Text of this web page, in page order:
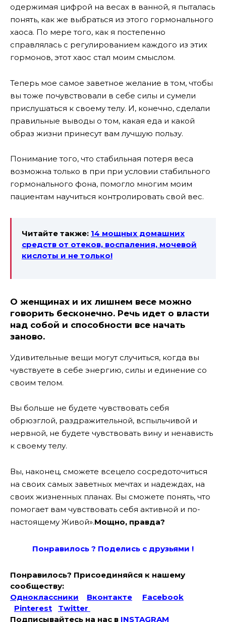
одержимая цифрой на весах в ванной, я пыталась
понять, как же выбраться из этого гормонального
хаоса. По мере того, как я постепенно
справлялась с регулированием каждого из этих
гормонов, этот хаос стал моим смыслом.
Теперь мое самое заветное желание в том, чтобы
вы тоже почувствовали в себе силы и сумели
прислушаться к своему телу. И, конечно, сделали
правильные выводы о том, какая еда и какой
образ жизни принесут вам лучшую пользу.
Понимание того, что стабильная потеря веса
возможна только в при при условии стабильного
гормонального фона, помогло многим моим
пациентам научиться контролировать свой вес.
Читайте также: 14 мощных домашних
средств от отеков, воспаления, мочевой
кислоты и не только!
О женщинах и их лишнем весе можно
говорить бесконечно. Речь идет о власти
над собой и способности все начать
заново.
Удивительные вещи могут случиться, когда вы
чувствуете в себе энергию, силы и единение со
своим телом.
Вы больше не будете чувствовать себя
обрюзглой, раздражительной, вспыльчивой и
нервной, не будете чувствовать вину и ненависть
к своему телу.
Вы, наконец, сможете всецело сосредоточиться
на своих самых заветных мечтах и надеждах, на
своих жизненных планах. Вы сможете понять, что
помогает вам чувствовать себя активной и по-
настоящему Живой».Мощно, правда?
Понравилось ? Поделись с друзьями !
Понравилось? Присоединяйся к нашему
сообществу:
Одноклассники
Вконтакте
Facebook
Pinterest
Twitter
Подписывайтесь на наc в INSTAGRAM